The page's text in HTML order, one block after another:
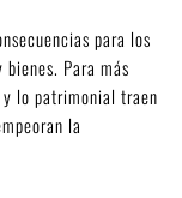
para los
Para más
lo patrimonial traen
la